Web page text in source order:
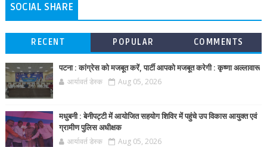
SOCIAL SHARE
RECENT POPULAR COMMENTS
पटना : कांग्रेस को मजबूत करें, पार्टी आपको मजबूत करेगी : कृष्णा अल्लावारू
आर्यावर्त डेस्क Aug 05, 2026
मधुबनी : बेनीपट्टी में आयोजित सहयोग शिविर में पहुंचे उप विकास आयुक्त एवं
ग्रामीण पुलिस अधीक्षक
आर्यावर्त डेस्क Aug 05, 2026